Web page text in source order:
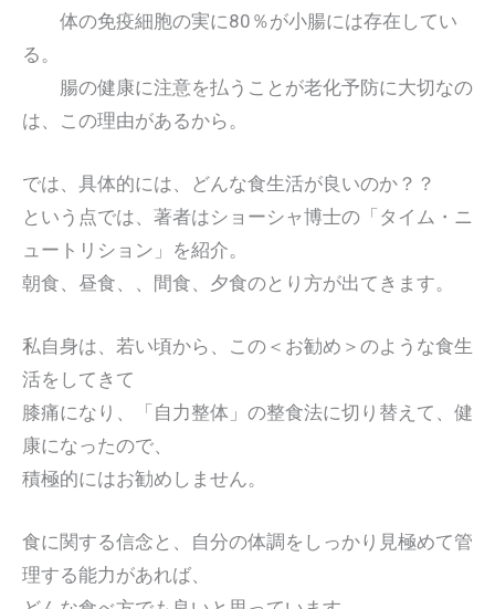
体の免疫細胞の実に80％が小腸には存在してい
る。
腸の健康に注意を払うことが老化予防に大切なの
は、この理由があるから。
では、具体的には、どんな食生活が良いのか？？
という点では、著者はショーシャ博士の「タイム・ニ
ュートリション」を紹介。
朝食、昼食、、間食、夕食のとり方が出てきます。
私自身は、若い頃から、この＜お勧め＞のような食生
活をしてきて
膝痛になり、「自力整体」の整食法に切り替えて、健
康になったので、
積極的にはお勧めしません。
食に関する信念と、自分の体調をしっかり見極めて管
理する能力があれば、